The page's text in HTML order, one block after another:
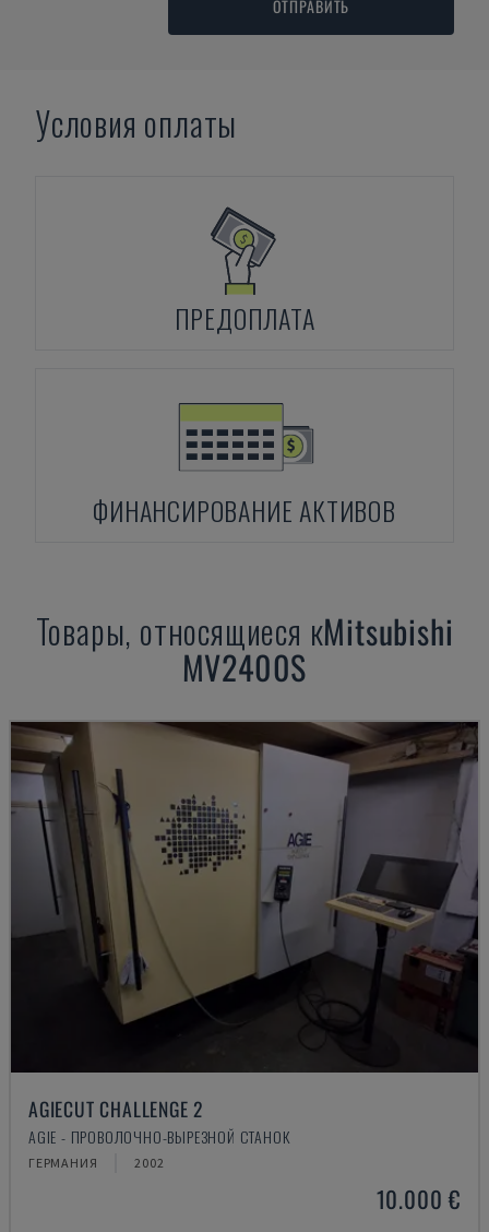
ОТПРАВИТЬ
Условия оплаты
ПРЕДОПЛАТА
ФИНАНСИРОВАНИЕ АКТИВОВ
Товары, относящиеся кMitsubishi
MV2400S
AGIECUT CHALLENGE 2
AGIE - ПРОВОЛОЧНО-ВЫРЕЗНОЙ СТАНОК
ГЕРМАНИЯ 2002
10.000 €